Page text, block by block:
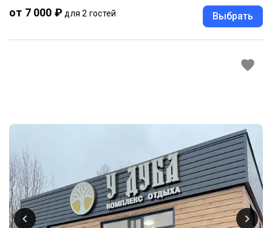
от 7 000 ₽ для 2 гостей Выбрать